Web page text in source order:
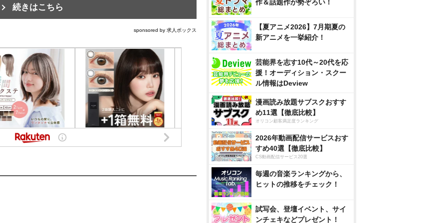
続きはこちら
sponsored by 求人ボックス
作＆話題作が勢ぞろい！
【夏アニメ2026】7月期夏の
新アニメを一挙紹介！
芸能界を志す10代～20代を応
援！オーディション・スクー
ル情報はDeview
漫画読み放題サブスクおすす
め11選【徹底比較】
オリコン顧客満足度ランキング
2026年動画配信サービスおす
すめ40選【徹底比較】
CS動画配信サービス20選
毎週の音楽ランキングから、
ヒットの推移をチェック！
試写会、登壇イベント、サイ
ンチェキなどプレゼント！